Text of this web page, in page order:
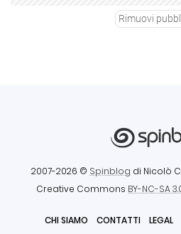
Rimuovi
2007-2026 © Spinblog di Nicolò
Creative Commons BY-NC-SA
CHI SIAMO CONTATTI LEGAL